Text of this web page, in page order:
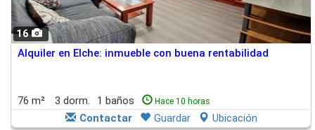
16
Alquiler en Elche: inmueble con buena rentabilidad
76 m² 3 dorm. 1 baños Hace 10 horas
Contactar Guardar Ubicación